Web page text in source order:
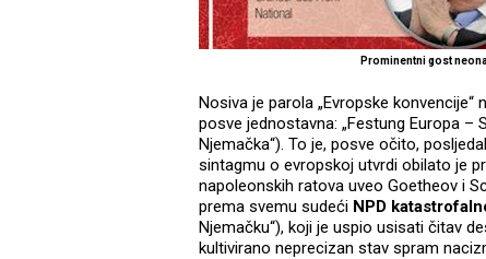
Prominentni gost
Nosiva je parola „Evropske
posve jednostavna: „Festung Europa –
Njemačka“). To je, posve očito,
sintagmu o evropskoj utvrdi obilato je
napoleonskih ratova uveo Goetheov i
prema svemu sudeći NPD
Njemačku“), koji je uspio usisati čitav
kultivirano neprecizan stav spram